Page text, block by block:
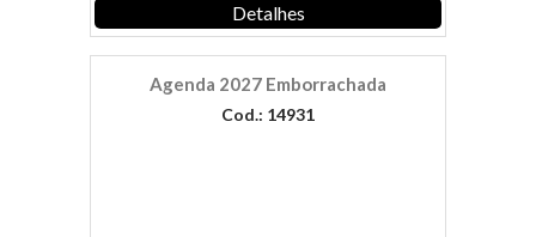
Detalhes
Agenda 2027 Emborrachada
Cod.: 14931